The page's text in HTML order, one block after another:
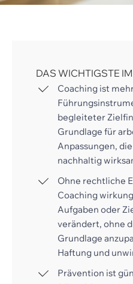
DAS WICHTIGSTE
Coaching ist
begleiteter
Grundlage für
Anpassungen,
nachhaltig
Ohne rechtliche
Coaching
Aufgaben oder
verändert, ohne
Grundlage
Haftung und
Prävention ist